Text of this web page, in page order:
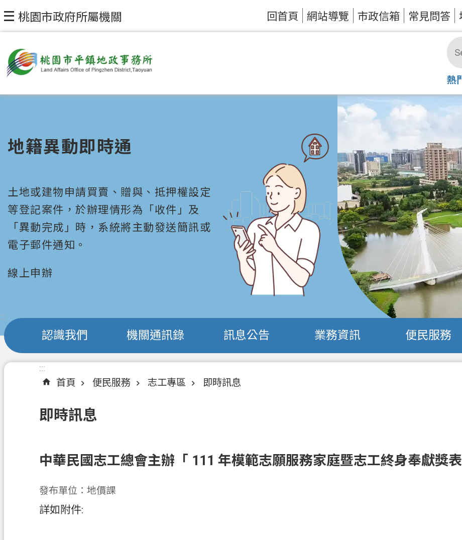
桃園市政府所屬機關 回首頁 網站導覽 市政信箱 常見問答
熱
地籍異動即時通
土地或建物申請買賣、贈與、抵押權設定
等登記案件，於辦理情形為「收件」及
「異動完成」時，系統將主動發送簡訊或
電子郵件通知。
線上申辦
:::
認識我們 機關通訊錄 訊息公告 業務資訊 便民服務
:::
首頁
便民服務 志工專區 即時訊息
即時訊息
中華民國志工總會主辦「 111 年模範志願服務家庭暨志工終身奉獻獎
發布單位：地價課
詳如附件: